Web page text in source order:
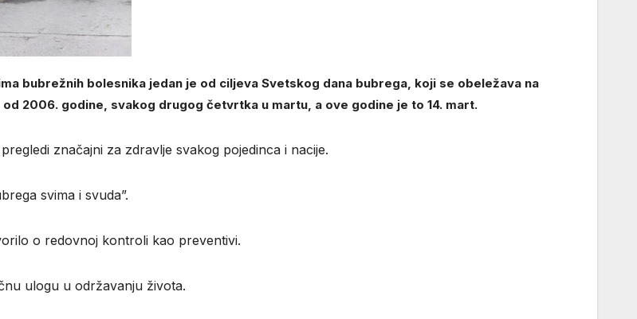
bubrežnih bolesnika jedan je od ciljeva Svetskog dana bubrega, koji se obeležava na
2006. godine, svakog drugog četvrtka u martu, a ove godine je to 14. mart.
značajni za zdravlje svakog pojedinca i nacije.
svima i svuda”.
o redovnoj kontroli kao preventivi.
ulogu u održavanju života.